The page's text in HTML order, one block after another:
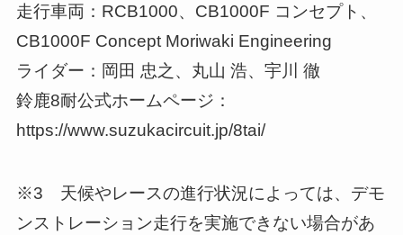
走行車両：RCB1000、CB1000F コンセプト、
CB1000F Concept Moriwaki Engineering
ライダー：岡田 忠之、丸山 浩、宇川 徹
鈴鹿8耐公式ホームページ：
https://www.suzukacircuit.jp/8tai/
※3 天候やレースの進行状況によっては、デモ
ンストレーション走行を実施できない場合があ